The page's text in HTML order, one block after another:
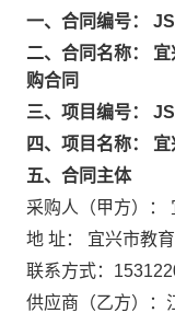
一、合同编号：
二、合同名称：
购合同
三、项目编号：
四、项目名称：
五、合同主体
采购人（甲方）：
地 址： 宜兴市教
联系方式：
供应商（乙方）：